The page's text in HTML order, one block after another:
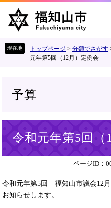
へ
トップページ > 分類でさがす
元年第5回（12月）定例会
予算
令和元年第5回（
ページID：
令和元年第5回 福知山市議会12
お知らせします。